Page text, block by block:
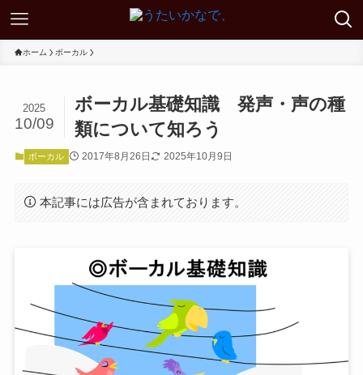
ホーム ボーカル
ボーカル基礎知識 発声・声の種
類について知ろう
2025
10/09
ボーカル 2017年8月26日 2025年10月9日
本記事には広告が含まれております。